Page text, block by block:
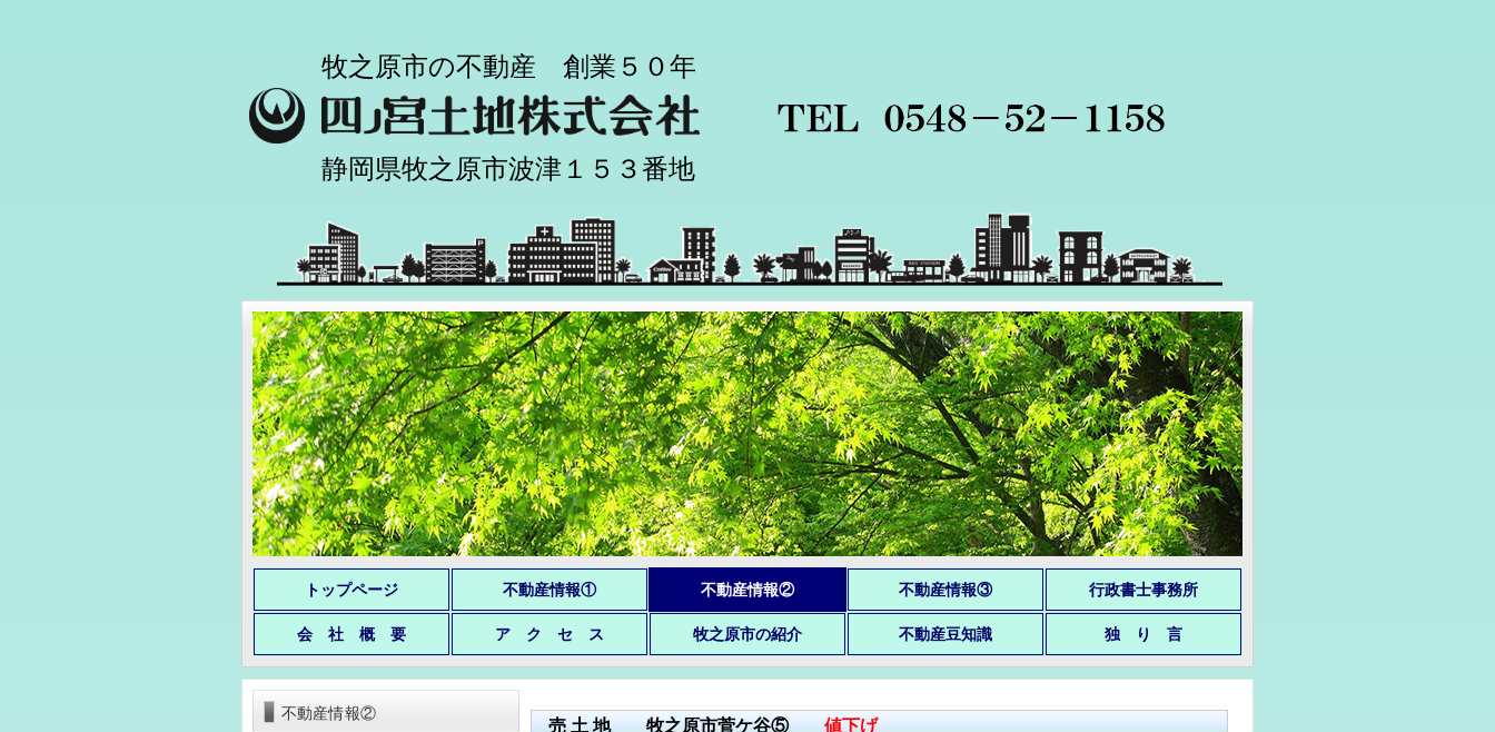
牧之原市の不動産 創業５０年
静岡県牧之原市波津１５３番地
トップページ 不動産情報① 不動産情報② 不動産情報③ 行政書士事務所
会 社 概 要 ア ク セ ス 牧之原市の紹介 不動産豆知識 独 り 言
売 土 地 牧之原市菅ケ谷⑤ 値下げ
不動産情報②